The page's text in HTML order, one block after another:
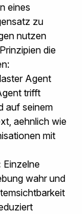
eines
zu
nutzen
die
Agent
trifft
auf seinem
aehnlich wie
mit
Einzelne
wahr und